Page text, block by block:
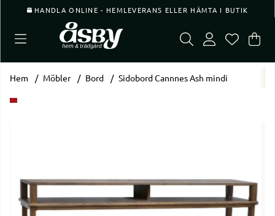
HANDLA ONLINE - HEMLEVERANS ELLER HÄMTA I BUTIK
.
Hem Möbler Bord Sidobord Cannnes Ash mindi
Produktbilder Sidobord Cannnes Ash mindi